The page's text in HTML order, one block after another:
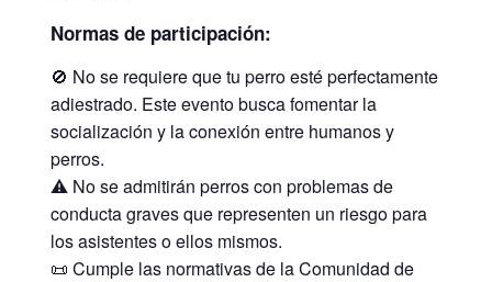
Normas de participación:
🚫 No se requiere que tu perro esté perfectamente
adiestrado. Este evento busca fomentar la
socialización y la conexión entre humanos y
perros.
⚠️ No se admitirán perros con problemas de
conducta graves que representen un riesgo para
los asistentes o ellos mismos.
📜 Cumple las normativas de la Comunidad de